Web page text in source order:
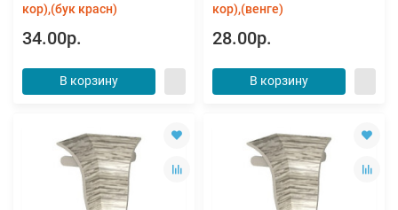
кор),(бук красн)
34.00р.
В корзину
кор),(венге)
28.00р.
В корзину